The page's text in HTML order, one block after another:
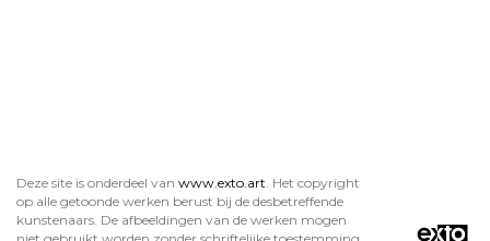
Deze site is onderdeel van www.exto.art. Het copyright
op alle getoonde werken berust bij de desbetreffende
kunstenaars. De afbeeldingen van de werken mogen